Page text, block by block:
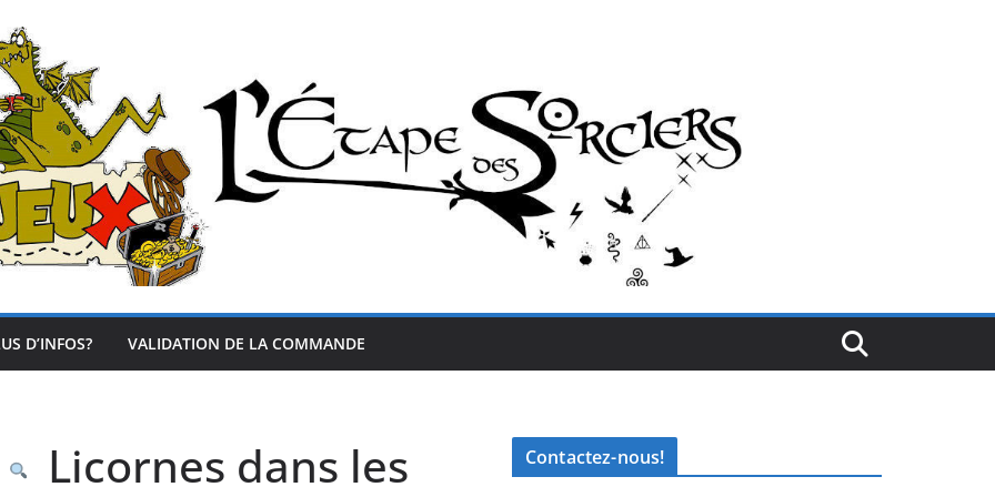
D’INFOS? VALIDATION DE LA COMMANDE
Licornes dans les
Contactez-nous!